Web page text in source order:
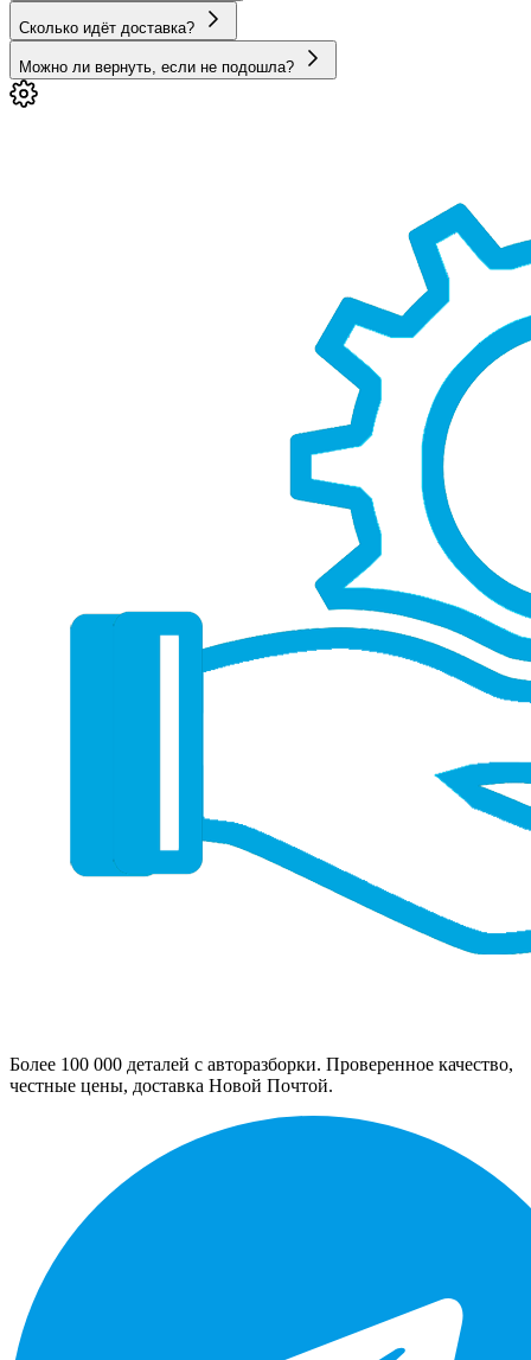
Сколько идёт доставка?
Можно ли вернуть, если не подошла?
Более 100 000 деталей с авторазборки. Проверенное качество,
честные цены, доставка Новой Почтой.